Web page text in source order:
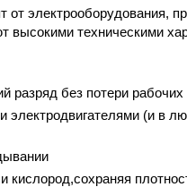
от
техническими
без потери рабочих
(и в